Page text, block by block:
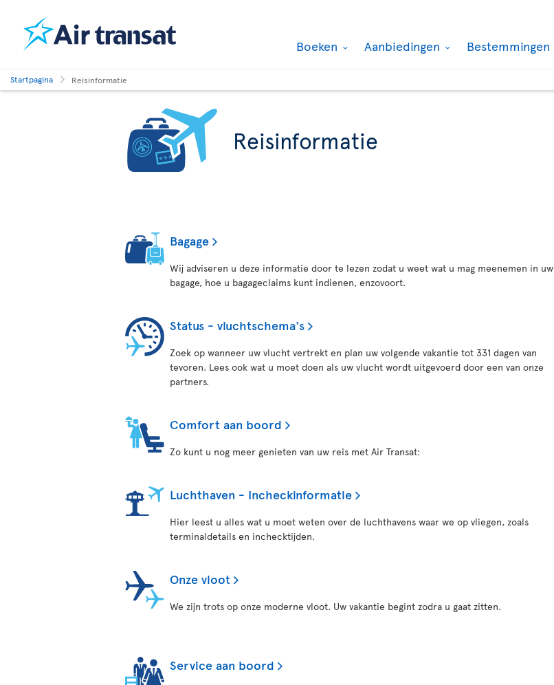
Boeken Aanbiedingen Bestemmingen
Startpagina Reisinformatie
Reisinformatie
Bagage
Wij adviseren u deze informatie door te lezen zodat u weet wat u mag meenemen in uw
bagage, hoe u bagageclaims kunt indienen, enzovoort.
Status - vluchtschema's
Zoek op wanneer uw vlucht vertrekt en plan uw volgende vakantie tot 331 dagen van
tevoren. Lees ook wat u moet doen als uw vlucht wordt uitgevoerd door een van onze
partners.
Comfort aan boord
Zo kunt u nog meer genieten van uw reis met Air Transat:
Luchthaven - Incheckinformatie
Hier leest u alles wat u moet weten over de luchthavens waar we op vliegen, zoals
terminaldetails en inchecktijden.
Onze vloot
We zijn trots op onze moderne vloot. Uw vakantie begint zodra u gaat zitten.
Service aan boord